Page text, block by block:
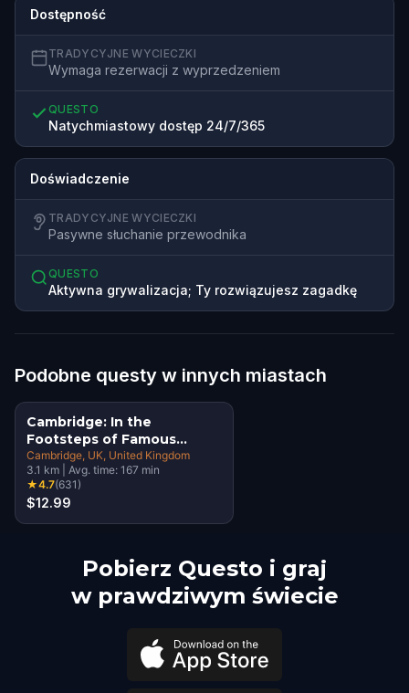
Dostępność
TRADYCYJNE WYCIECZKI
Wymaga rezerwacji z wyprzedzeniem
QUESTO
Natychmiastowy dostęp 24/7/365
Doświadczenie
TRADYCYJNE WYCIECZKI
Pasywne słuchanie przewodnika
QUESTO
Aktywna grywalizacja; Ty rozwiązujesz zagadkę
Podobne questy w innych miastach
Cambridge: In the
Footsteps of Famous
Alumni Walking Tour &
Escape Game
Cambridge, UK , United Kingdom
3.1 km Avg. time: 167 min
★4.7(631)
$12.99
Pobierz Questo i graj
w prawdziwym świecie